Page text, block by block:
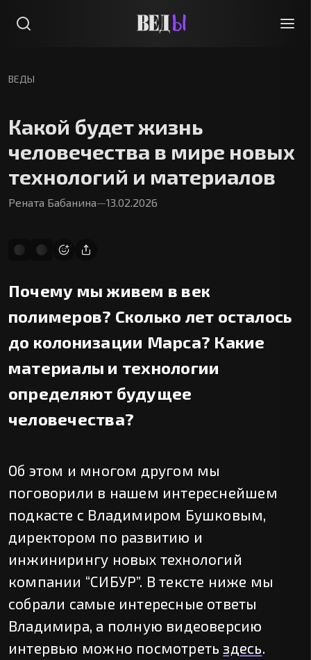
ВЕДЫ
Какой будет жизнь
человечества в мире новых
технологий и материалов
Рената Бабанина—13.02.2026
Почему мы живем в век
полимеров? Сколько лет осталось
до колонизации Марса? Какие
материалы и технологии
определяют будущее
человечества?
Об этом и многом другом мы
поговорили в нашем интереснейшем
подкасте с Владимиром Бушковым,
директором по развитию и
инжинирингу новых технологий
компании “СИБУР”. В тексте ниже мы
собрали самые интересные ответы
Владимира, а полную видеоверсию
интервью можно посмотретьздесь.